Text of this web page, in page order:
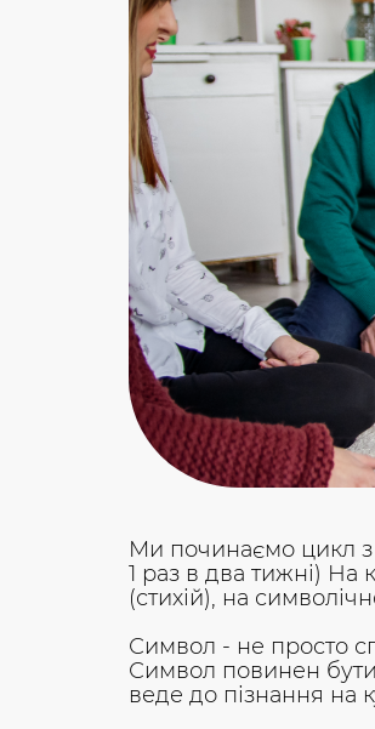
Ми починаємо цикл з
1 раз в два тижні)
(стихій), на
Символ - не просто
Символ повинен бути
веде до пізнання на